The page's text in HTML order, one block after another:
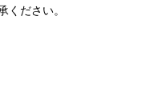
ください。
」